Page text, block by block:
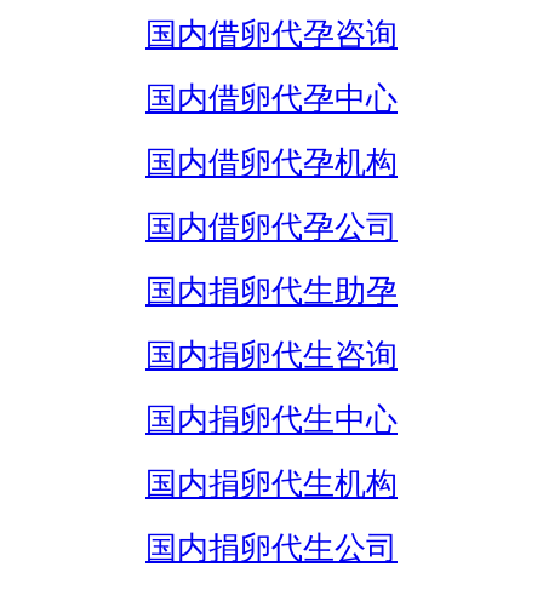
国内借卵代孕咨询
国内借卵代孕中心
国内借卵代孕机构
国内借卵代孕公司
国内捐卵代生助孕
国内捐卵代生咨询
国内捐卵代生中心
国内捐卵代生机构
国内捐卵代生公司